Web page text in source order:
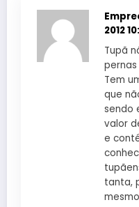
2012
Tupã
Tem
que
sendo
valor
e
tanta,